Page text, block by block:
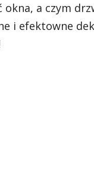
a czym
i efektowne